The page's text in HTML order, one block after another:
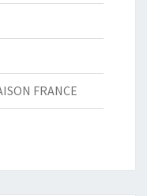
FRANCE